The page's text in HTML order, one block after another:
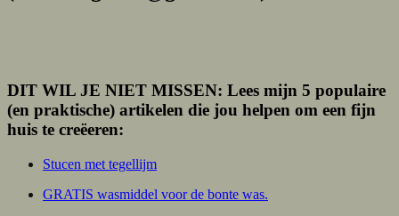
DIT WIL JE NIET MISSEN: Lees mijn 5 populaire
(en praktische) artikelen die jou helpen om een fijn
huis te creëeren:
Stucen met tegellijm
GRATIS wasmiddel voor de bonte was.